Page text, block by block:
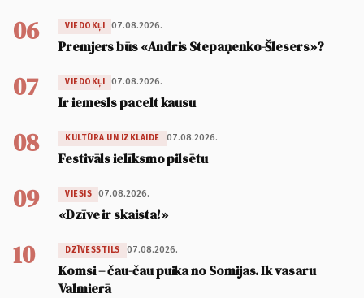
06 VIEDOKĻI 07.08.2026.
Premjers būs «Andris Stepaņenko-Šlesers»?
07 VIEDOKĻI 07.08.2026.
Ir iemesls pacelt kausu
08 KULTŪRA UN IZKLAIDE 07.08.2026.
Festivāls ielīksmo pilsētu
09 VIESIS 07.08.2026.
«Dzīve ir skaista!»
10 DZĪVESSTILS 07.08.2026.
Komsi – čau-čau puika no Somijas. Ik vasaru
Valmierā